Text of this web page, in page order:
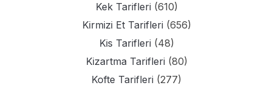
Kek Tarifleri (610)
Kirmizi Et Tarifleri (656)
Kis Tarifleri (48)
Kizartma Tarifleri (80)
Kofte Tarifleri (277)